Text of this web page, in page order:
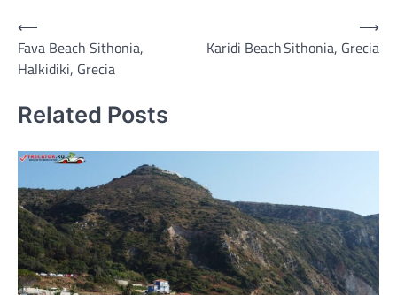
Post
navigation
⟵
Fava Beach Sithonia,
Halkidiki, Grecia
Karidi Beach Sithonia, Grecia
⟶
Related Posts